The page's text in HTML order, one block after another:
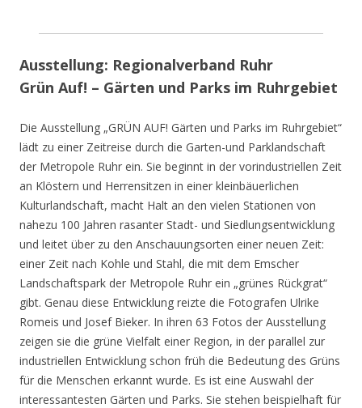
Ausstellung: Regionalverband Ruhr
Grün Auf! – Gärten und Parks im Ruhrgebiet
Die Ausstellung „GRÜN AUF! Gärten und Parks im Ruhrgebiet“
lädt zu einer Zeitreise durch die Garten-und Parklandschaft
der Metropole Ruhr ein. Sie beginnt in der vorindustriellen Zeit
an Klöstern und Herrensitzen in einer kleinbäuerlichen
Kulturlandschaft, macht Halt an den vielen Stationen von
nahezu 100 Jahren rasanter Stadt- und Siedlungsentwicklung
und leitet über zu den Anschauungsorten einer neuen Zeit:
einer Zeit nach Kohle und Stahl, die mit dem Emscher
Landschaftspark der Metropole Ruhr ein „grünes Rückgrat“
gibt. Genau diese Entwicklung reizte die Fotografen Ulrike
Romeis und Josef Bieker. In ihren 63 Fotos der Ausstellung
zeigen sie die grüne Vielfalt einer Region, in der parallel zur
industriellen Entwicklung schon früh die Bedeutung des Grüns
für die Menschen erkannt wurde. Es ist eine Auswahl der
interessantesten Gärten und Parks. Sie stehen beispielhaft für